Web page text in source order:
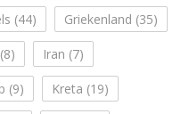
(44) Griekenland (35)
(8) Iran (7)
(9) Kreta (19)